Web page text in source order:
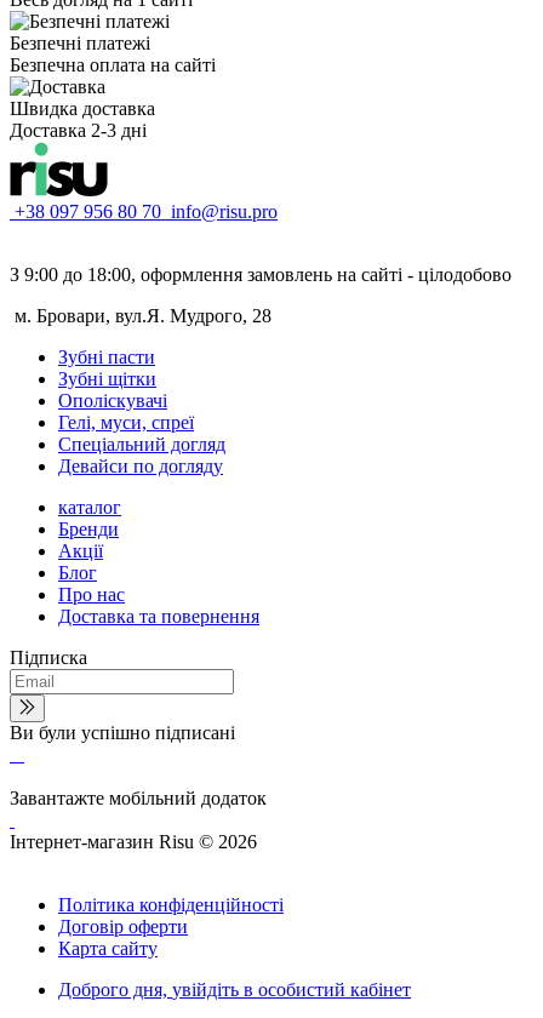
Безпечні платежі
Безпечна оплата на сайті
Швидка доставка
Доставка 2-3 дні
+38 097 956 80 70 info@risu.pro
З 9:00 до 18:00, оформлення замовлень на сайті - цілодобово
м. Бровари, вул.Я. Мудрого, 28
Зубні пасти
Зубні щітки
Ополіскувачі
Гелі, муси, спреї
Спеціальний догляд
Девайси по догляду
каталог
Бренди
Акції
Блог
Про нас
Доставка та повернення
Підписка
Ви були успішно підписані
Завантажте мобільний додаток
Інтернет-магазин Risu © 2026
Політика конфіденційності
Договір оферти
Карта сайту
Доброго дня, увійдіть в особистий кабінет